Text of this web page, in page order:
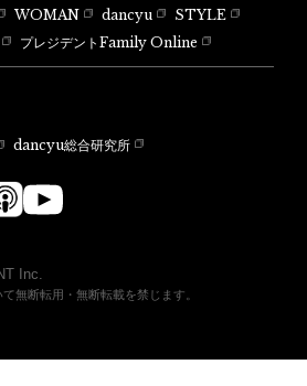
WOMAN dancyu
STYLE
プレジデントFamily Online
dancyu総合研究所
Inc.
無断転用・無断転載を禁じます。